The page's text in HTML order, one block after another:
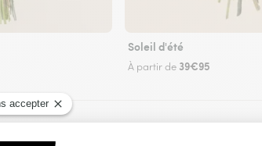
Soleil d'été
À partir de 39€95